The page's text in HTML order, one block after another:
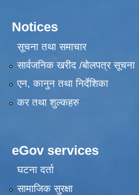
Notices
सूचना तथा समाचार
सार्वजनिक खरीद /बोलपत्र सूचना
एन, कानुन तथा निर्देशिका
कर तथा शुल्कहरु
eGov services
घटना दर्ता
सामाजिक सुरक्षा